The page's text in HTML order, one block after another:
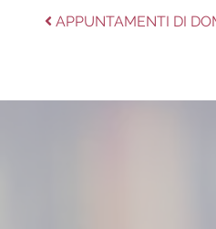
Navigazione
Previous
APPUNTAMENTI DI